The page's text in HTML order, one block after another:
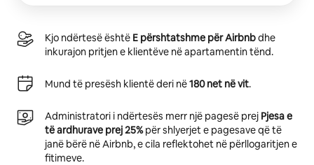
Kjo ndërtesë është E përshtatshme për Airbnbdhe
inkurajon pritjen e klientëve në apartamentin tënd.
Mund të presësh klientë deri në180 net në vit.
Administratori i ndërtesës merr një pagesë prej Pjesa e
të ardhurave prej 25%për shlyerjet e pagesave që të
janë bërë në Airbnb, e cila reflektohet në përllogaritjen e
fitimeve.